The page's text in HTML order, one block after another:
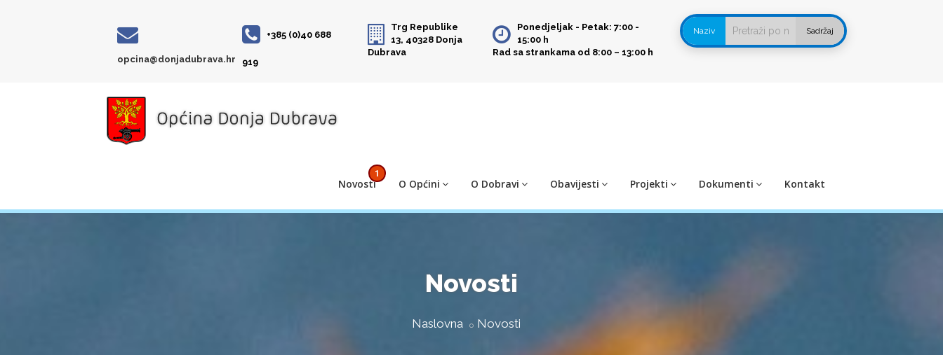
opcina@donjadubrava.hr
+385 (0)40 688
919
Trg Republike
13, 40328 Donja
Dubrava
Ponedjeljak - Petak: 7:00 -
15:00 h
Rad sa strankama od 8:00 – 13:00 h
Naziv Sadržaj
Novosti
1
O Općini O Dobravi Obavijesti Projekti Dokumenti Kontakt
Novosti
Naslovna Novosti